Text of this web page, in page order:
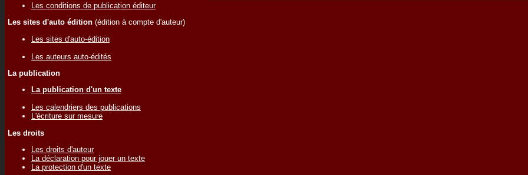
Les conditions de publication éditeur
Les sites d'auto édition (édition à compte d'auteur)
Les sites d'auto-édition
Les auteurs auto-édités
La publication
La publication d'un texte
Les calendriers des publications
L'écriture sur mesure
Les droits
Les droits d'auteur
La déclaration pour jouer un texte
La protection d'un texte